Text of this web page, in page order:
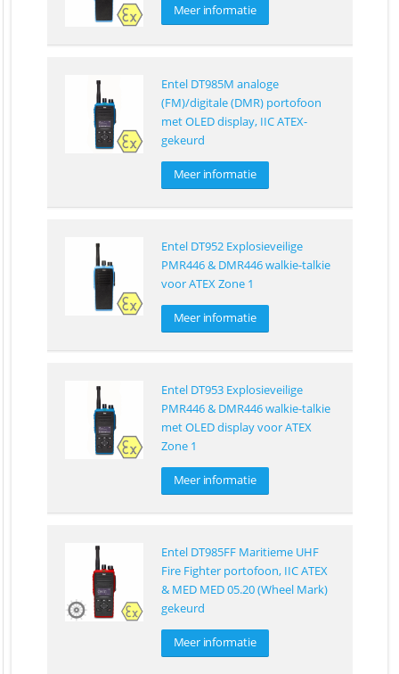
Meer informatie
Entel DT985M analoge
(FM)/digitale (DMR) portofoon
met OLED display, IIC ATEX-
gekeurd
Meer informatie
Entel DT952 Explosieveilige
PMR446 & DMR446 walkie-talkie
voor ATEX Zone 1
Meer informatie
Entel DT953 Explosieveilige
PMR446 & DMR446 walkie-talkie
met OLED display voor ATEX
Zone 1
Meer informatie
Entel DT985FF Maritieme UHF
Fire Fighter portofoon, IIC ATEX
& MED MED 05.20 (Wheel Mark)
gekeurd
Meer informatie